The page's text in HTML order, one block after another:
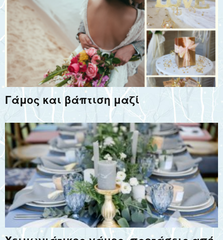
Γάμος και βάπτιση μαζί